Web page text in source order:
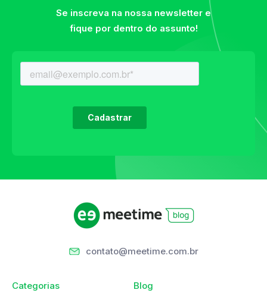
Se inscreva na nossa newsletter e
fique por dentro do assunto!
contato@meetime.com.br
Categorias Blog